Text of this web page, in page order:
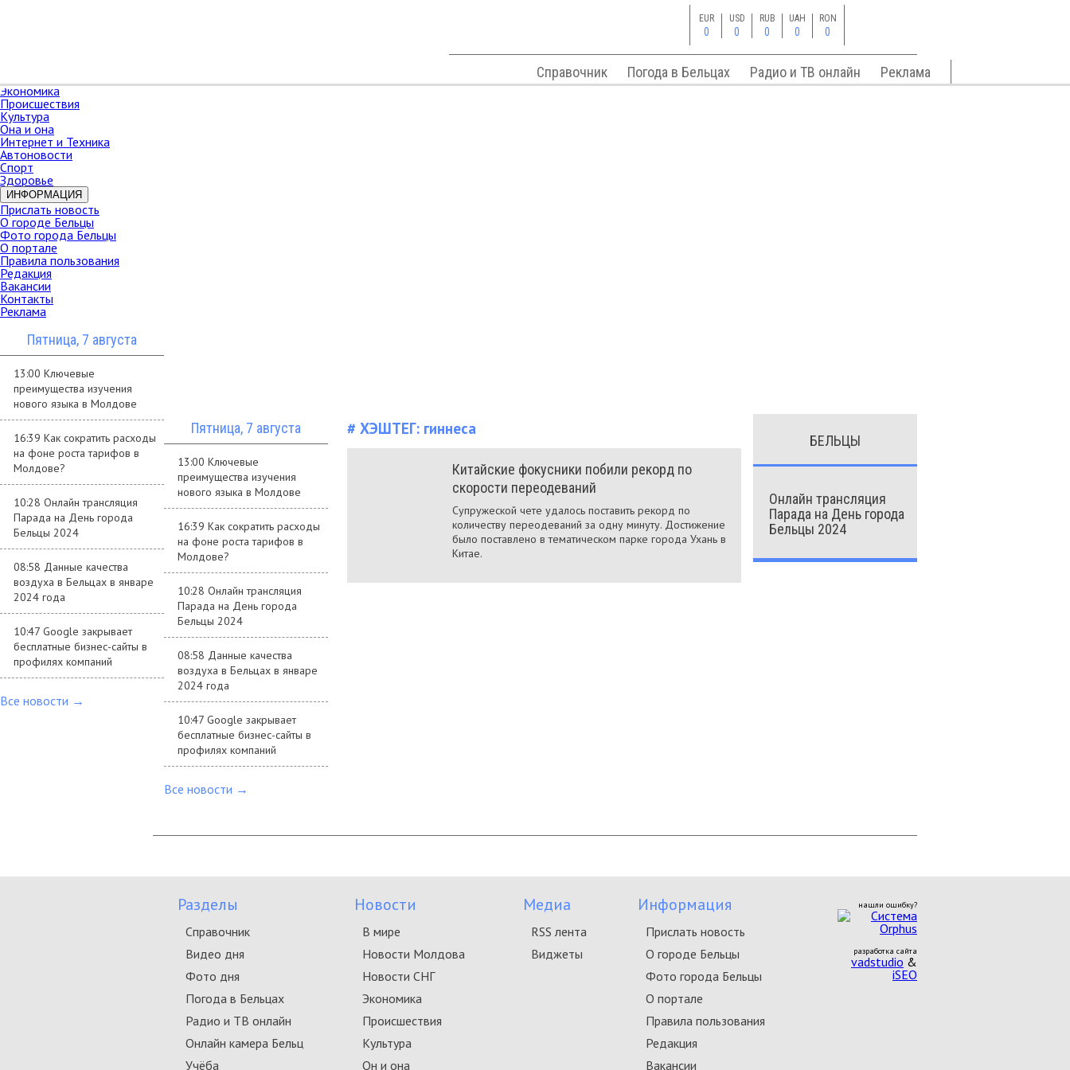
EUR
0
USD
0
RUB
0
UAH
0
RON
0
Справочник Погода в Бельцах Радио и ТВ онлайн Реклама
Экономика
Происшествия
Культура
Она и она
Интернет и Техника
Автоновости
Спорт
Здоровье
ИНФОРМАЦИЯ
Прислать новость
О городе Бельцы
Фото города Бельцы
О портале
Правила пользования
Редакция
Вакансии
Контакты
Реклама
Пятница, 7 августа
13:00 Ключевые
преимущества изучения
нового языка в Молдове
16:39 Как сократить расходы
на фоне роста тарифов в
Молдове?
10:28 Онлайн трансляция
Парада на День города
Бельцы 2024
08:58 Данные качества
воздуха в Бельцах в январе
2024 года
10:47 Google закрывает
бесплатные бизнес-сайты в
профилях компаний
Все новости →
Пятница, 7 августа
13:00 Ключевые
преимущества изучения
нового языка в Молдове
16:39 Как сократить расходы
на фоне роста тарифов в
Молдове?
10:28 Онлайн трансляция
Парада на День города
Бельцы 2024
08:58 Данные качества
воздуха в Бельцах в январе
2024 года
10:47 Google закрывает
бесплатные бизнес-сайты в
профилях компаний
Все новости →
# ХЭШТЕГ: гиннеса
Китайские фокусники побили рекорд по
скорости переодеваний
Супружеской чете удалось поставить рекорд по
количеству переодеваний за одну минуту. Достижение
было поставлено в тематическом парке города Ухань в
Китае.
БЕЛЬЦЫ
Онлайн трансляция
Парада на День города
Бельцы 2024
Разделы
Справочник
Видео дня
Фото дня
Погода в Бельцах
Радио и ТВ онлайн
Онлайн камера Бельц
Учёба
Новости
В мире
Новости Молдова
Новости СНГ
Экономика
Происшествия
Культура
Он и она
Медиа
RSS лента
Виджеты
Информация
Прислать новость
О городе Бельцы
Фото города Бельцы
О портале
Правила пользования
Редакция
Вакансии
нашли ошибку?
разработка сайта
vadstudio &
iSEO